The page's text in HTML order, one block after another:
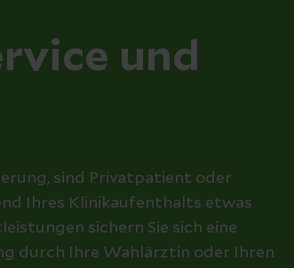
und
sind Privatpatient oder
Ihres Klinikaufenthalts etwas
sichern Sie sich eine
durch Ihre Wahlärztin oder Ihren